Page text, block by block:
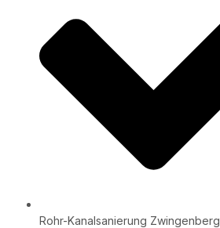
Rohr-Kanalsanierung Zwingenberg